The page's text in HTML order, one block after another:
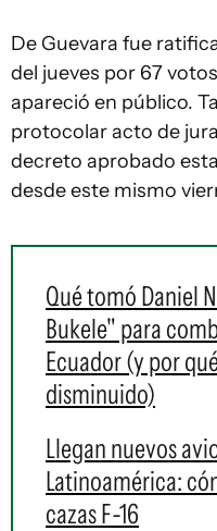
De Guevara fue
del jueves por 67
apareció en público.
protocolar acto de
decreto aprobado
desde este mismo
Qué tomó Daniel
Bukele" para
Ecuador (y por
disminuido)
Llegan nuevos
Latinoamérica:
cazas F-16